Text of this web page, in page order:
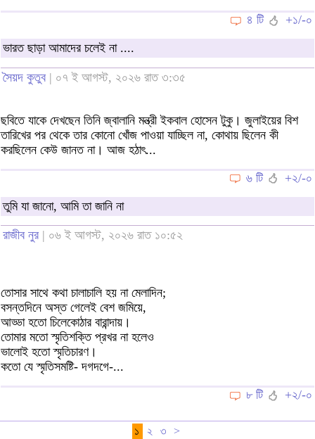
৪ টি
+১/-০
ভারত ছাড়া আমাদের চলেই না ....
সৈয়দ কুতুব | ০৭ ই আগস্ট, ২০২৬ রাত ৩:৩৫
ছবিতে যাকে দেখছেন তিনি জ্বালানি মন্ত্রী ইকবাল হোসেন টুকু। জুলাইয়ের বিশ
তারিখের পর থেকে তার কোনো খোঁজ পাওয়া যাচ্ছিল না, কোথায় ছিলেন কী
করছিলেন কেউ জানত না। আজ হঠাৎ...
৬ টি
+২/-০
তুমি যা জানো, আমি তা জানি না
রাজীব নুর | ০৬ ই আগস্ট, ২০২৬ রাত ১০:৫২
তোসার সাথে কথা চালাচালি হয় না মেলাদিন;
বসন্তদিনে অস্ত গেলেই বেশ জমিয়ে,
আড্ডা হতো চিলেকোঠার বারান্দায়।
তোমার মতো স্মৃতিশক্তি প্রখর না হলেও
ভালোই হতো স্মৃতিচারণ।
কতো যে স্মৃতিসমষ্টি- দগদগে-...
৮ টি
+২/-০
১ ২ ৩ >